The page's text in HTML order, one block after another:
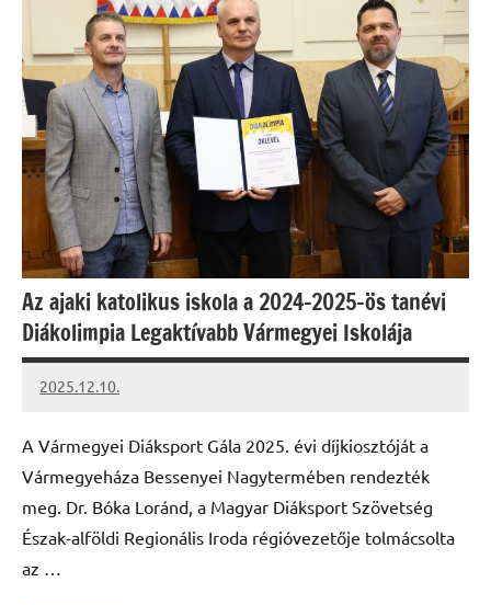
Az ajaki katolikus iskola a 2024-2025-ös tanévi
Diákolimpia Legaktívabb Vármegyei Iskolája
2025.12.10.
Leiszt
A Vármegyei Diáksport Gála 2025. évi díjkiosztóját a
Vármegyeháza Bessenyei Nagytermében rendezték
meg. Dr. Bóka Loránd, a Magyar Diáksport Szövetség
Észak-alföldi Regionális Iroda régióvezetője tolmácsolta
az …